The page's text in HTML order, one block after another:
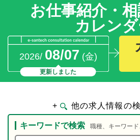
お仕事紹介・
カレン
2026/ 08/07 (金)
更新しました
+ 他の求人情報の
キーワードで検索 職種、キーワー